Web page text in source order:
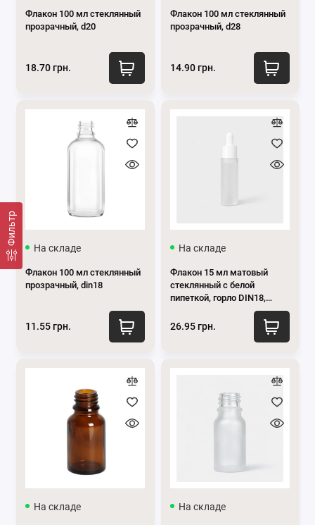
Фильтр
Флакон 100 мл стеклянный
прозрачный, d20
18.70 грн.
Флакон 100 мл стеклянный
прозрачный, d28
14.90 грн.
На складе
Флакон 100 мл стеклянный
прозрачный, din18
11.55 грн.
На складе
Флакон 15 мл матовый
стеклянный с белой
пипеткой, горло DIN18,
26.95 грн.
На складе На складе